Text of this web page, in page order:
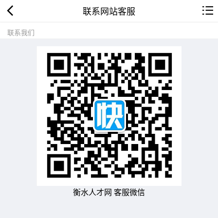
联系网站客服
联系我们
衡水人才网 客服微信